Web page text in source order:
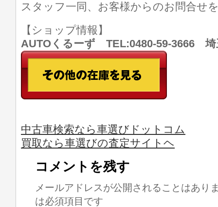
スタッフ一同、お客様からのお問合せ
【ショップ情報】
AUTOくるーず TEL:0480-59-3666 埼
中古車検索なら車選びドットコム
買取なら車選びの査定サイトヘ
コメントを残す
メールアドレスが公開されることはあり
は必須項目です